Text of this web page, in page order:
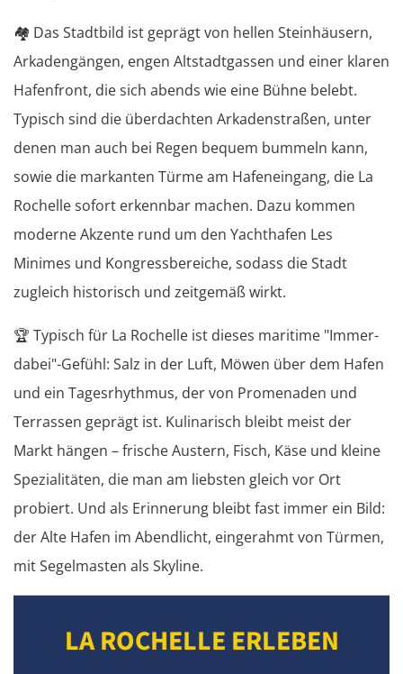
🏘️ Das Stadtbild ist geprägt von hellen Steinhäusern,
Arkadengängen, engen Altstadtgassen und einer klaren
Hafenfront, die sich abends wie eine Bühne belebt.
Typisch sind die überdachten Arkadenstraßen, unter
denen man auch bei Regen bequem bummeln kann,
sowie die markanten Türme am Hafeneingang, die La
Rochelle sofort erkennbar machen. Dazu kommen
moderne Akzente rund um den Yachthafen Les
Minimes und Kongressbereiche, sodass die Stadt
zugleich historisch und zeitgemäß wirkt.
🏆 Typisch für La Rochelle ist dieses maritime "Immer-
dabei"-Gefühl: Salz in der Luft, Möwen über dem Hafen
und ein Tagesrhythmus, der von Promenaden und
Terrassen geprägt ist. Kulinarisch bleibt meist der
Markt hängen – frische Austern, Fisch, Käse und kleine
Spezialitäten, die man am liebsten gleich vor Ort
probiert. Und als Erinnerung bleibt fast immer ein Bild:
der Alte Hafen im Abendlicht, eingerahmt von Türmen,
mit Segelmasten als Skyline.
LA ROCHELLE ERLEBEN